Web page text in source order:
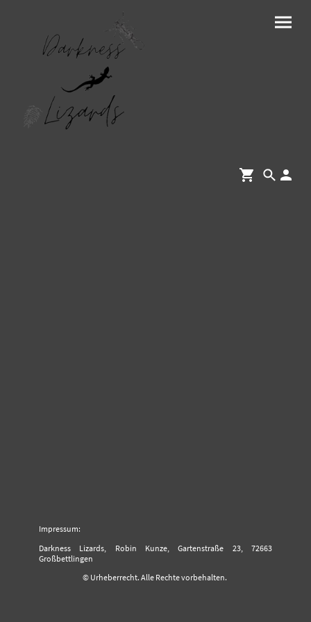
Impressum:
Darkness Lizards, Robin Kunze, Gartenstraße 23, 72663
Großbettlingen
© Urheberrecht. Alle Rechte vorbehalten.